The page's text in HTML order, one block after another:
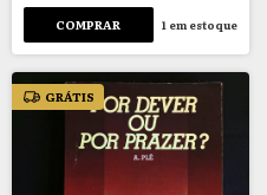
1 em estoque
GRÁTIS